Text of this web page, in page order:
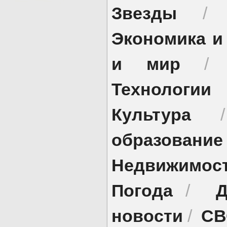
Звезды
Экономика
и мир
Технологии
Культура
образование
Погода/
новости /